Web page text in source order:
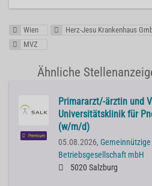
Wien Herz-Jesu Krankenhaus
MVZ
Ähnliche
Premium
Primararzt/-ärztin und
Universitätsklinik für
(w/m/d)
05.08.2026,
Betriebsgesellschaft mbH
5020 Salzburg